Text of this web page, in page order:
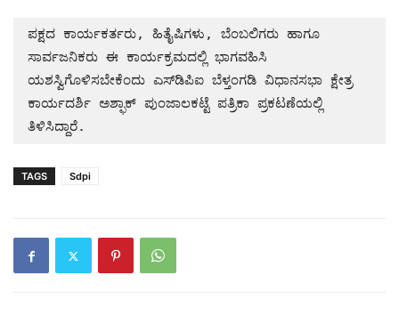
ಪಕ್ಷದ ಕಾರ್ಯಕರ್ತರು, ಹಿತೈಷಿಗಳು, ಬೆಂಬಲಿಗರು ಹಾಗೂ
ಸಾರ್ವಜನಿಕರು ಈ ಕಾರ್ಯಕ್ರಮದಲ್ಲಿ ಭಾಗವಹಿಸಿ
ಯಶಸ್ವಿಗೊಳಿಸಬೇಕೆಂದು ಎಸ್‌ಡಿಪಿಐ ಬೆಳ್ತಂಗಡಿ ವಿಧಾನಸಭಾ ಕ್ಷೇತ್ರ
ಕಾರ್ಯದರ್ಶಿ ಅಶ್ಫಾಕ್ ಪುಂಜಾಲಕಟ್ಟೆ ಪತ್ರಿಕಾ ಪ್ರಕಟಣೆಯಲ್ಲಿ
ತಿಳಿಸಿದ್ದಾರೆ.
TAGS Sdpi